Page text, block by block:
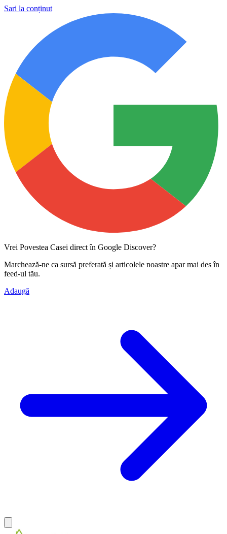
Sari la conținut
Vrei Povestea Casei direct în Google Discover?
Marchează-ne ca sursă preferată și articolele noastre apar mai des în
feed-ul tău.
Adaugă